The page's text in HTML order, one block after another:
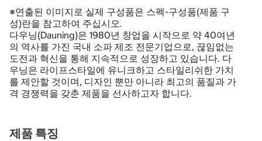
※연출된 이미지로 실제 구성품은 스펙-구성품(제품 구
성)란을 참고하여 주십시오.
다우닝(Dauning)은 1980년 창업을 시작으로 약 40여년
의 역사를 가진 국내 소파 제조 전문기업으로, 끊임없는
도전과 혁신을 통해 지속적으로 성장하고 있습니다. 다
우닝은 라이프스타일에 유니크하고 스타일리쉬한 가치
를 제안할 것이며, 디자인 뿐만 아니라 최고의 품질과 가
격 경쟁력을 갖춘 제품을 선사하고자 합니다.
제품 특징